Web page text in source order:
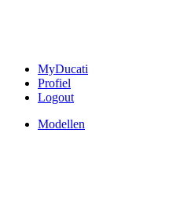
MyDucati
Profiel
Logout
Modellen